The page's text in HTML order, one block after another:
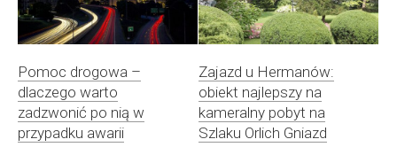
Pomoc drogowa –
dlaczego warto
zadzwonić po nią w
przypadku awarii
Zajazd u Hermanów:
obiekt najlepszy na
kameralny pobyt na
Szlaku Orlich Gniazd